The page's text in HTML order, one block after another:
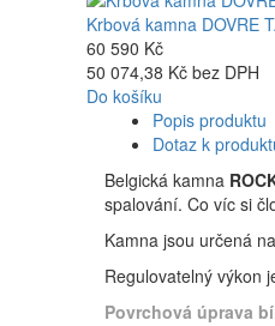
Krbová kamna DOVRE
60 590 Kč
50 074,38 Kč bez DPH
Do košíku
Popis produktu
Dotaz k
Belgická kamna
spalování. Co víc si
Kamna jsou určená
Regulovatelný výkon
Povrchová úprava